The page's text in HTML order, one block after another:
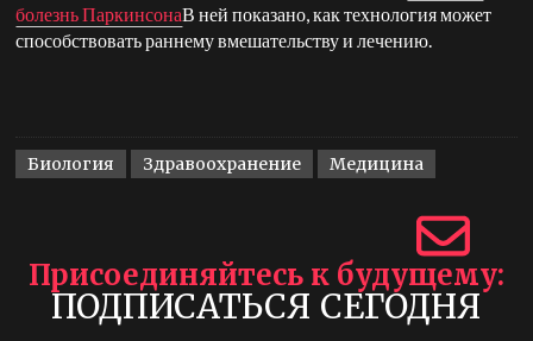
болезнь ПаркинсонаВ ней показано, как технология может
способствовать раннему вмешательству и лечению.
Биология Здравоохранение Медицина
Присоединяйтесь к будущему
ПОДПИСАТЬСЯ СЕГОДНЯ